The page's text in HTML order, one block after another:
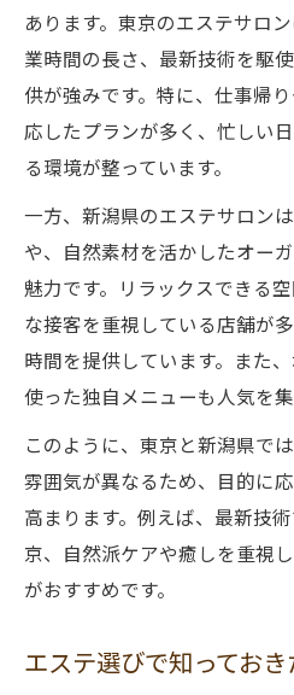
あります。東京のエステサロ
業時間の長さ、最新技術を駆
供が強みです。特に、仕事帰
応したプランが多く、忙しい
る環境が整っています。
一方、新潟県のエステサロン
や、自然素材を活かしたオー
魅力です。リラックスできる
な接客を重視している店舗が
時間を提供しています。また
使った独自メニューも人気を集
このように、東京と新潟県で
雰囲気が異なるため、目的に
高まります。例えば、最新技
京、自然派ケアや癒しを重視
がおすすめです。
エステ選びで知ってお